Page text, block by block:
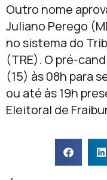
Outro nome
Juliano Perego
no sistema do
(TRE). O pré-
(15) às 08h para
ou até às 19h
Eleitoral de